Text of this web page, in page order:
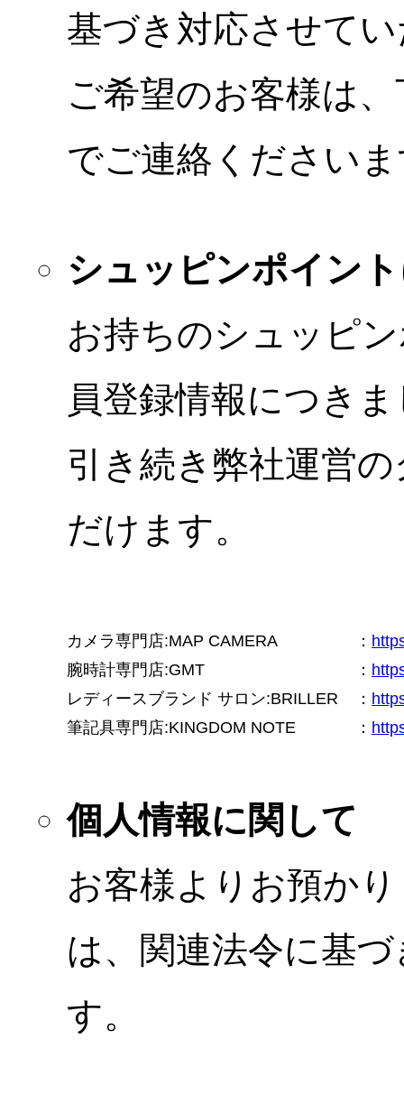
基づき対応させて
ご希望のお客様は
でご連絡ください
シュッピンポイン
お持ちのシュッピ
員登録情報につき
引き続き弊社運営
だけます。
カメラ専門店:MAP CAMERA ：
腕時計専門店:GMT
：
レディースブランド サロン:BRILLER
：
筆記具専門店:KINGDOM NOTE
：
個人情報に関して
お客様よりお預か
は、関連法令に基
す。